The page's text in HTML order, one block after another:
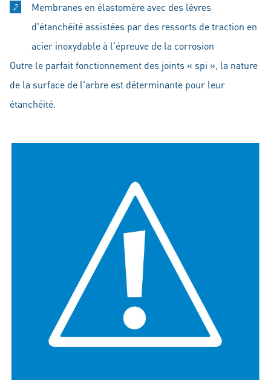
Membranes en élastomère avec des lèvres
d'étanchéité assistées par des ressorts de traction en
acier inoxydable à l'épreuve de la corrosion
Outre le parfait fonctionnement des joints « spi », la nature
de la surface de l'arbre est déterminante pour leur
étanchéité.